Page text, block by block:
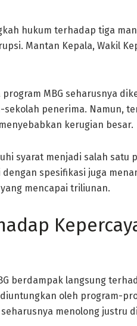
hukum terhadap tiga
Mantan Kepala, Wakil
MBG seharusnya
penerima. Namun,
kerugian besar.
syarat menjadi salah satu
spesifikasi juga
mencapai triliunan.
berdampak langsung
oleh program-
menolong justru